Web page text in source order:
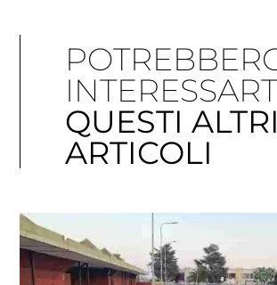
QUESTI ALTRI
ARTICOLI